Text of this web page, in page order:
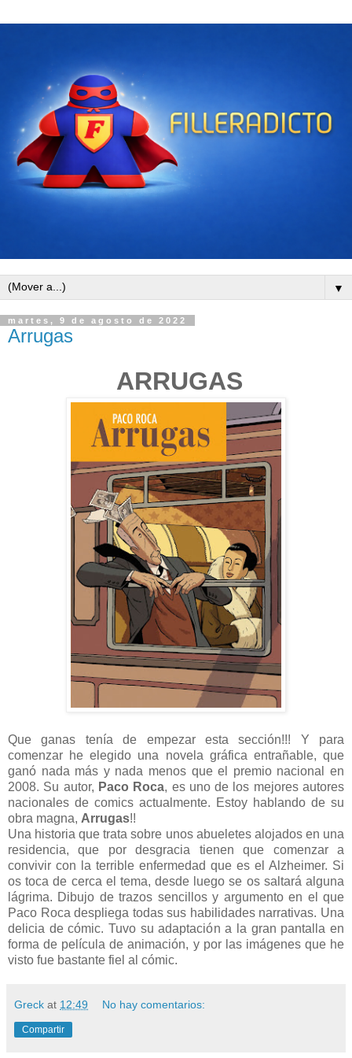
▼
martes, 9 de agosto de 2022
Arrugas
ARRUGAS
Que ganas tenía de empezar esta sección!!! Y para
comenzar he elegido una novela gráfica entrañable, que
ganó nada más y nada menos que el premio nacional en
2008. Su autor, Paco Roca, es uno de los mejores autores
nacionales de comics actualmente. Estoy hablando de su
obra magna, Arrugas!!
Una historia que trata sobre unos abueletes alojados en una
residencia, que por desgracia tienen que comenzar a
convivir con la terrible enfermedad que es el Alzheimer. Si
os toca de cerca el tema, desde luego se os saltará alguna
lágrima. Dibujo de trazos sencillos y argumento en el que
Paco Roca despliega todas sus habilidades narrativas. Una
delicia de cómic. Tuvo su adaptación a la gran pantalla en
forma de película de animación, y por las imágenes que he
visto fue bastante fiel al cómic.
Greck at 12:49 No hay comentarios:
Compartir